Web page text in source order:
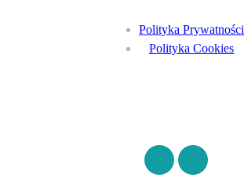
Polityka Prywatności
Polityka Cookies